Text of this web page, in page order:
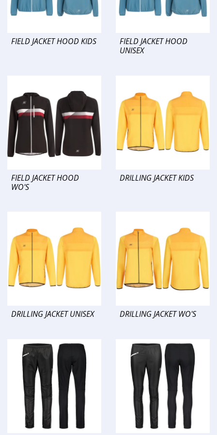
FIELD JACKET HOOD KIDS
FIELD JACKET HOOD
UNISEX
FIELD JACKET HOOD
WO'S
DRILLING JACKET KIDS
DRILLING JACKET UNISEX DRILLING JACKET WO'S